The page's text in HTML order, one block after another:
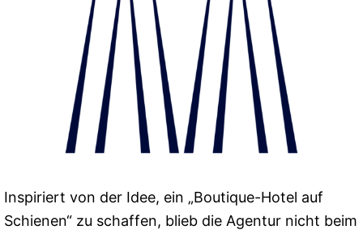
Inspiriert von der Idee, ein „Boutique-Hotel auf
Schienen“ zu schaffen, blieb die Agentur nicht beim